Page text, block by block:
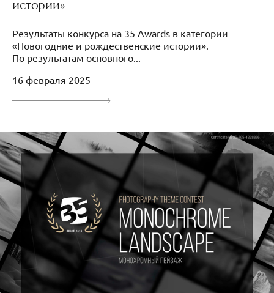
истории»
Результаты конкурса на 35 Awards в категории
«Новогодние и рождественские истории».
По результатам основного...
16 февраля 2025